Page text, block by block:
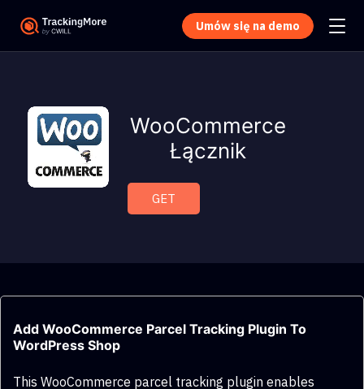
Umów się na demo
WooCommerce
Łącznik
GET
Add WooCommerce Parcel Tracking Plugin To
WordPress Shop
This WooCommerce parcel tracking plugin enables